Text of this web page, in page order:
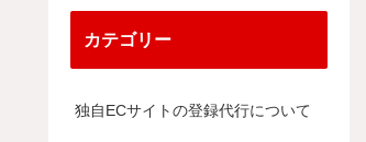
カテゴリー
独自ECサイトの登録代行について